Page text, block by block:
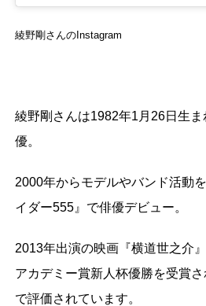
綾野剛さんのInstagram
綾野剛さんは1982年1月26日生
優。
2000年からモデルやバンド活動
イダー555』で俳優デビュー。
2013年出演の映画『横道世之介
アカデミー賞新人杯優勝を受賞
で評価されています。